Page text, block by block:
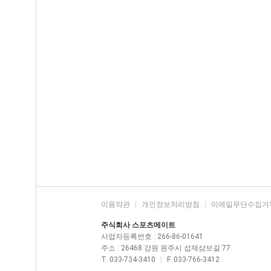
이용약관 개인정보처리방침 이메일무단수집거
주식회사 스포츠메이트
사업자등록번호 : 266-86-01641
주소 : 26468 강원 원주시 섭재삼보길 77
T. 033-734-3410
F. 033-766-3412